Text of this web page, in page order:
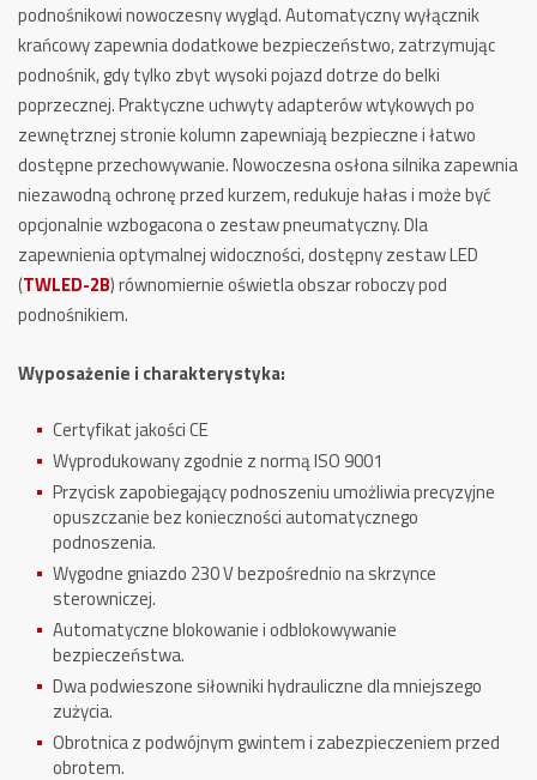
podnośnikowi nowoczesny wygląd. Automatyczny wyłącznik
krańcowy zapewnia dodatkowe bezpieczeństwo, zatrzymując
podnośnik, gdy tylko zbyt wysoki pojazd dotrze do belki
poprzecznej. Praktyczne uchwyty adapterów wtykowych po
zewnętrznej stronie kolumn zapewniają bezpieczne i łatwo
dostępne przechowywanie. Nowoczesna osłona silnika zapewnia
niezawodną ochronę przed kurzem, redukuje hałas i może być
opcjonalnie wzbogacona o zestaw pneumatyczny. Dla
zapewnienia optymalnej widoczności, dostępny zestaw LED
(TWLED-2B) równomiernie oświetla obszar roboczy pod
podnośnikiem.
Wyposażenie i charakterystyka:
Certyfikat jakości CE
Wyprodukowany zgodnie z normą ISO 9001
Przycisk zapobiegający podnoszeniu umożliwia precyzyjne
opuszczanie bez konieczności automatycznego
podnoszenia.
Wygodne gniazdo 230 V bezpośrednio na skrzynce
sterowniczej.
Automatyczne blokowanie i odblokowywanie
bezpieczeństwa.
Dwa podwieszone siłowniki hydrauliczne dla mniejszego
zużycia.
Obrotnica z podwójnym gwintem i zabezpieczeniem przed
obrotem.